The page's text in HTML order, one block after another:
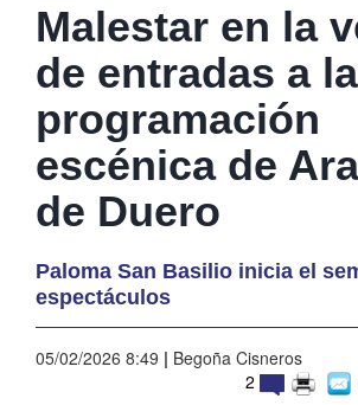
Malestar en la
de entradas a la
programación
escénica de
de Duero
Paloma San Basilio inicia el
espectáculos
05/02/2026 8:49 | Begoña Cisneros
2